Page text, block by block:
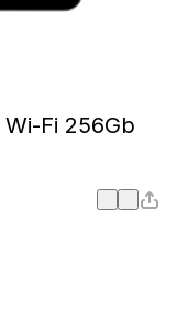
Fi 256Gb